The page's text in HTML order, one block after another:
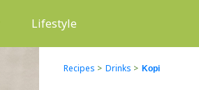
Lifestyle
Recipes > Drinks > Kopi